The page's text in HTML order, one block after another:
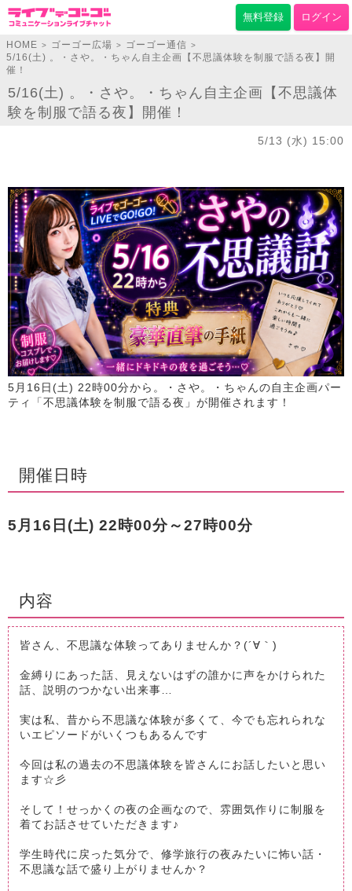
無料登録 ログイン
HOME > ゴーゴー広場 > ゴーゴー通信 >
5/16(土) 。・さや。・ちゃん自主企画【不思議体験を制服で語る夜】開
催！
5/16(土) 。・さや。・ちゃん自主企画【不思議体
験を制服で語る夜】開催！
5/13 (水) 15:00
5月16日(土) 22時00分から。・さや。・ちゃんの自主企画パー
ティ「不思議体験を制服で語る夜」が開催されます！
開催日時
5月16日(土) 22時00分～27時00分
内容
皆さん、不思議な体験ってありませんか？(´∀｀)
金縛りにあった話、見えないはずの誰かに声をかけられた
話、説明のつかない出来事…
実は私、昔から不思議な体験が多くて、今でも忘れられな
いエピソードがいくつもあるんです
今回は私の過去の不思議体験を皆さんにお話したいと思い
ます☆彡
そして！せっかくの夜の企画なので、雰囲気作りに制服を
着てお話させていただきます♪
学生時代に戻った気分で、修学旅行の夜みたいに怖い話・
不思議な話で盛り上がりませんか？